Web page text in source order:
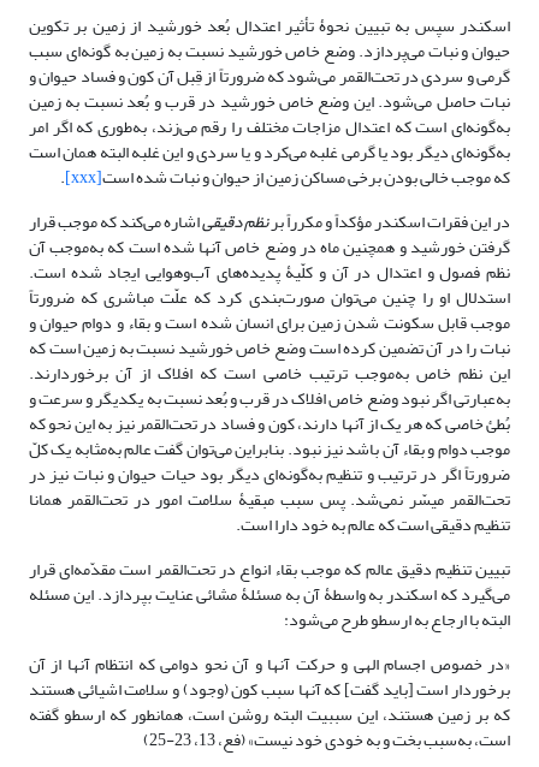
اسکندر سپس به تبیین نحوۀ تأثیر اعتدال بُعد خورشید از زمین بر تکوین
حیوان و نبات می‌پردازد. وضع خاص خورشید نسبت به زمین به گونه‌ای سبب
گرمی و سردی در تحت‌القمر می‌شود که ضرورتاً از قِبل آن کون و فساد حیوان و
نبات حاصل می‌شود. این وضع خاص خورشید در قرب و بُعد نسبت به زمین
به‌گونه‌ای است که اعتدال مزاجات مختلف را رقم می‌زند، به‌طوری که اگر امر
به‌گونه‌ای دیگر بود یا گرمی غلبه می‌کرد و یا سردی و این غلبه البته همان است
که موجب خالی بودن برخی مساکن زمین از حیوان و نبات شده است[xxx]
.
در این فقرات اسکندر مؤکداً و مکرراً برنظم دقیقیاشاره می‌کند که موجب قرار
گرفتن خورشید و همچنین ماه در وضع خاص آنها شده است که به‌موجب آن
نظم فصول و اعتدال در آن و کلّیۀ پدیده‌های آب‌وهوایی ایجاد شده است.
استدلال او را چنین می‌توان صورت‌بندی کرد که علّت مباشری که ضرورتاً
موجب قابل سکونت شدن زمین برای انسان شده است و بقاء و دوام حیوان و
نبات را در آن تضمین کرده است وضع خاص خورشید نسبت به زمین است که
این نظم خاص به‌موجب ترتیب خاصی است که افلاک از آن برخوردارند.
به‌عبارتی اگر نبود وضع خاص افلاک در قرب و بُعد نسبت به یکدیگر و سرعت و
بُطئ خاصی که هر یک از آنها دارند، کون و فساد در تحت‌القمر نیز به این نحو که
موجب دوام و بقاء آن باشد نیز نبود. بنابراین می‌توان گفت عالم به‌مثابه یک کلّ
ضرورتاً اگر در ترتیب و تنظیم به‌گونه‌ای دیگر بود حیات حیوان و نبات نیز در
تحت‌القمر میسّر نمی‌شد. پس سبب مبقیۀ سلامت امور در تحت‌القمر همانا
تنظیم دقیقی است که عالم به خود دارا است.
تبیین تنظیم دقیق عالم که موجب بقاء انواع در تحت‌القمر است مقدّمه‌ای قرار
می‌گیرد که اسکندر به واسطۀ آن به مسئلۀ مشائی عنایت بپردازد. این مسئله
البته با ارجاع به ارسطو طرح می‌شود:
«در خصوص اجسام الهی و حرکت آنها و آن نحو دوامی که انتظام آنها از آن
برخوردار است [باید گفت] که آنها سبب کون (وجود) و سلامت اشیائی هستند
که بر زمین هستند، این سببیت البته روشن است، همانطور که ارسطو گفته
است، به‌سبب بخت و به خودی خود نیست» (فع، 13، 23-25)